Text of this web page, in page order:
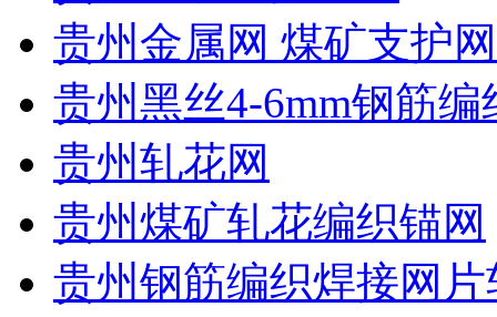
贵州金属网 煤矿支护
贵州黑丝4-6mm钢筋
贵州轧花网
贵州煤矿轧花编织锚网
贵州钢筋编织焊接网